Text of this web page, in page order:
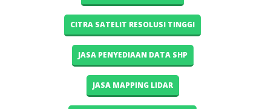
CITRA SATELIT RESOLUSI TINGGI
JASA PENYEDIAAN DATA SHP
JASA MAPPING LIDAR